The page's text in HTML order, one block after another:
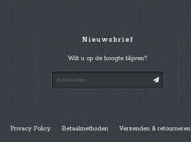
Nieuwsbrief
Wilt u op de hoogte blijven?
Privacy Policy Betaalmethoden Verzenden & retourneren